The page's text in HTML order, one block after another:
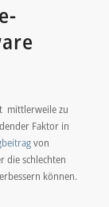
mittlerweile zu
Faktor in
von
die schlechten
können.